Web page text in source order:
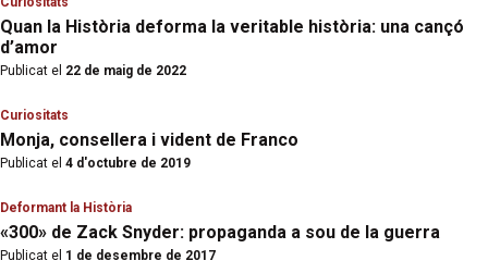
Quan la Història deforma la veritable història: una cançó
d’amor
Publicat el 22 de maig de 2022
Curiositats
Monja, consellera i vident de Franco
Publicat el 4 d'octubre de 2019
Deformant la Història
«300» de Zack Snyder: propaganda a sou de la guerra
Publicat el 1 de desembre de 2017